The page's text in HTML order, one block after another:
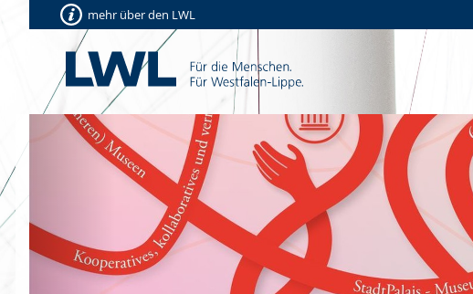
mehr über den LWL
Vorherige